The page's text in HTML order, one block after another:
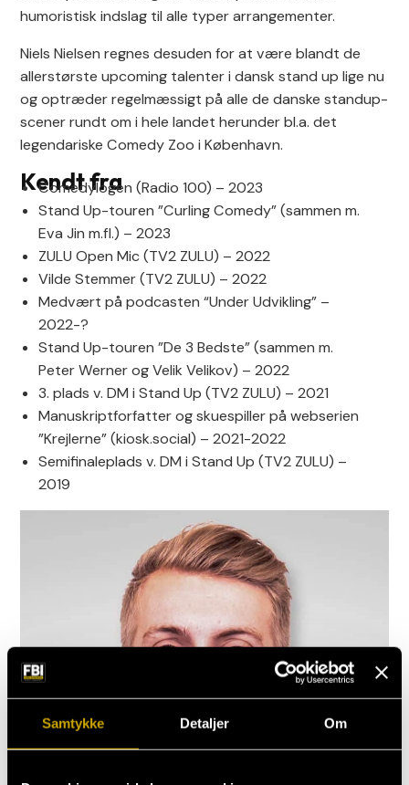
Samtykke Detaljer Om
humoristisk indslag til alle typer arrangementer.
Niels Nielsen regnes desuden for at være blandt de
allerstørste upcoming talenter i dansk stand up lige nu
og optræder regelmæssigt på alle de danske standup-
scener rundt om i hele landet herunder bl.a. det
legendariske Comedy Zoo i København.
Kendt fra
Comedylogen (Radio 100) – 2023
Stand Up-touren ”Curling Comedy” (sammen m.
Eva Jin m.fl.) – 2023
ZULU Open Mic (TV2 ZULU) – 2022
Vilde Stemmer (TV2 ZULU) – 2022
Medvært på podcasten “Under Udvikling” –
2022-?
Stand Up-touren ”De 3 Bedste” (sammen m.
Peter Werner og Velik Velikov) – 2022
3. plads v. DM i Stand Up (TV2 ZULU) – 2021
Manuskriptforfatter og skuespiller på webserien
”Krejlerne” (kiosk.social) – 2021-2022
Semifinaleplads v. DM i Stand Up (TV2 ZULU) –
2019